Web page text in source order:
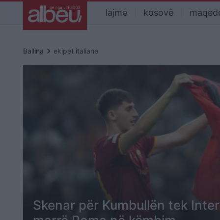
lajme kosovë
Ballina keyboard_arrow_right ekipet italiane
Skenar për Kumbullën tek